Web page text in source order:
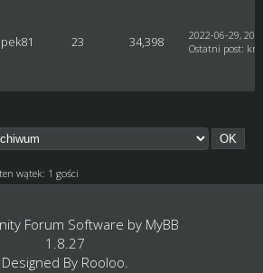
23 34,398
2022-06-29,
Ostatni post:
wątek: 1 gości
Forum Software by MyBB
1.8.27
Designed By Rooloo.